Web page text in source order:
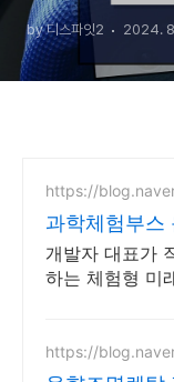
by 디스파잇2 2024.
https://
과학체험부스
나라장터 학
개발자 대표가
하는 체험형 미
걱정 없는 AI체
https://